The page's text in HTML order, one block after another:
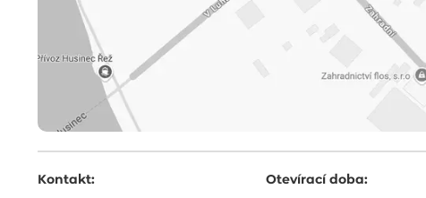
Kontakt: Otevírací doba: